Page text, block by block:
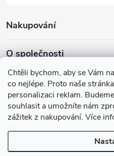
Chtěli bychom, aby se Vám
co nejlépe. Proto naše
personalizaci reklam.
souhlasit a umožníte nám
zážitek z nakupování. Více
Nakupování
O společnosti
Facebook
Užitečné informace